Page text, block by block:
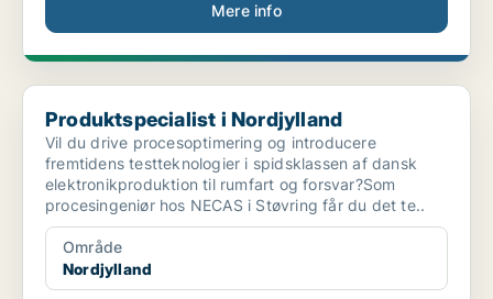
Mere info
Produktspecialist i Nordjylland
Produktspecialist i Nordjylland
Vil du drive procesoptimering og introducere
fremtidens testteknologier i spidsklassen af dansk
elektronikproduktion til rumfart og forsvar?Som
procesingeniør hos NECAS i Støvring får du det te..
Område
Nordjylland